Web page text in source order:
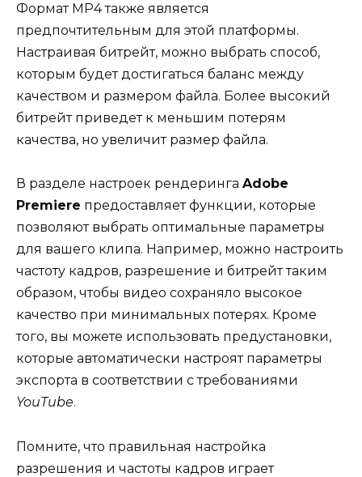
Формат MP4 также является
предпочтительным для этой платформы.
Настраивая битрейт, можно выбрать способ,
которым будет достигаться баланс между
качеством и размером файла. Более высокий
битрейт приведет к меньшим потерям
качества, но увеличит размер файла.
В разделе настроек рендеринга Adobe
Premiere предоставляет функции, которые
позволяют выбрать оптимальные параметры
для вашего клипа. Например, можно настроить
частоту кадров, разрешение и битрейт таким
образом, чтобы видео сохраняло высокое
качество при минимальных потерях. Кроме
того, вы можете использовать предустановки,
которые автоматически настроят параметры
экспорта в соответствии с требованиями
YouTube.
Помните, что правильная настройка
разрешения и частоты кадров играет